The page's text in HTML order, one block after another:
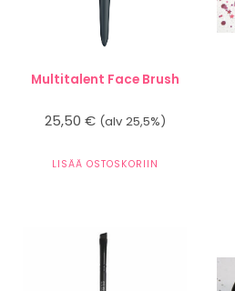
Multitalent Face Brush
25,50 € (alv 25,5%)
LISÄÄ OSTOSKORIIN